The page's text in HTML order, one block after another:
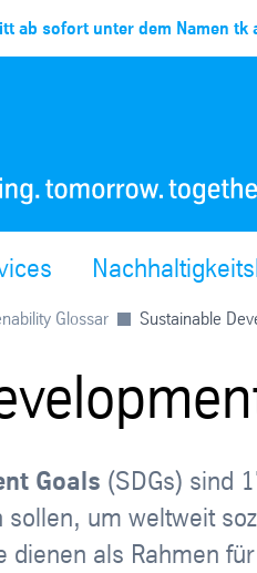
ab sofort unter dem Namen
Glossar Sustainable
Goals (SDGs) sind
um weltweit
dienen als Rahmen